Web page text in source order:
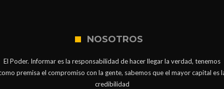
NOSOTROS
El Poder. Informar es la responsabilidad de hacer llegar la verdad, tenemos
premisa el compromiso con la gente, sabemos que el mayor capital es
credibilidad